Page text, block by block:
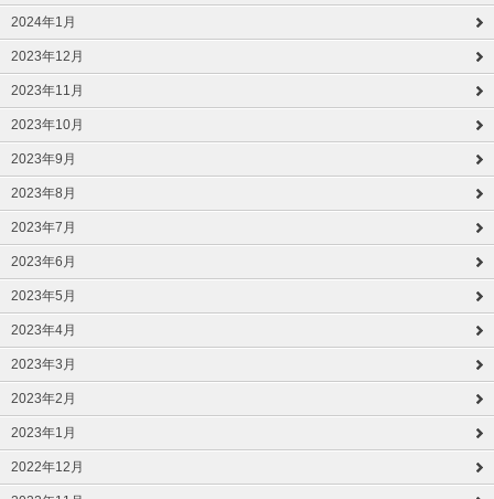
2024年1月
2023年12月
2023年11月
2023年10月
2023年9月
2023年8月
2023年7月
2023年6月
2023年5月
2023年4月
2023年3月
2023年2月
2023年1月
2022年12月